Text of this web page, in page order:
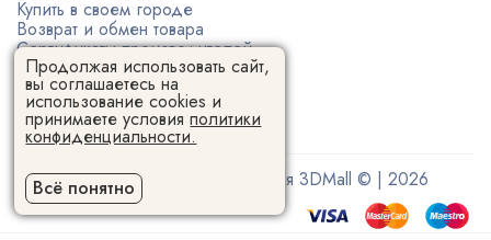
Купить в своем городе
Возврат и обмен товара
Сертификаты производителей
Политика конфиденциальности
Пользовательское соглашение
Поставщик 3D-оборудования 3DMall © | 2026
Продолжая использовать сайт,
вы соглашаетесь на
использование cookies и
принимаете условияполитики
конфиденциальности.
Всё понятно